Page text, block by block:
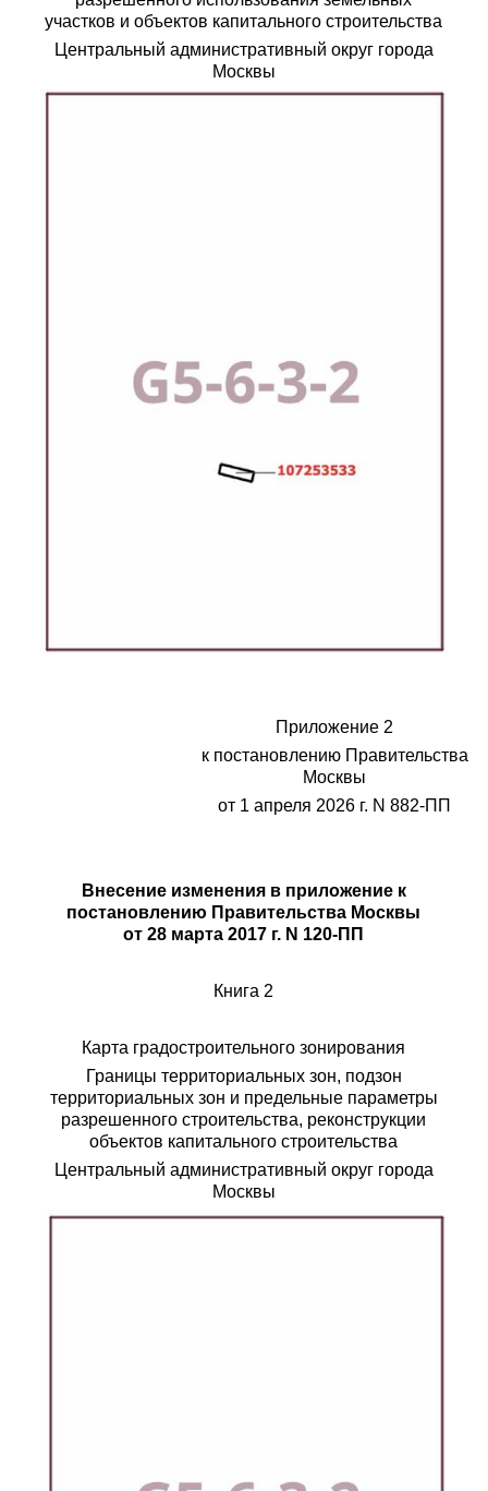
участков и объектов капитального строительства
Центральный административный округ города
Москвы
Приложение 2
к постановлению Правительства
Москвы
от 1 апреля 2026 г. N 882-ПП
Внесение изменения в приложение к
постановлению Правительства Москвы
от 28 марта 2017 г. N 120-ПП
Книга 2
Карта градостроительного зонирования
Границы территориальных зон, подзон
территориальных зон и предельные параметры
разрешенного строительства, реконструкции
объектов капитального строительства
Центральный административный округ города
Москвы